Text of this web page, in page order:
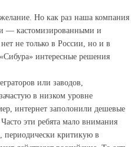
Но как раз наша компания
— кастомизированными и
не только в России, но и в
интересные решения
или заводов,
в низком уровне
интернет заполонили дешевые
эти ребята мало внимания
периодически критикую в